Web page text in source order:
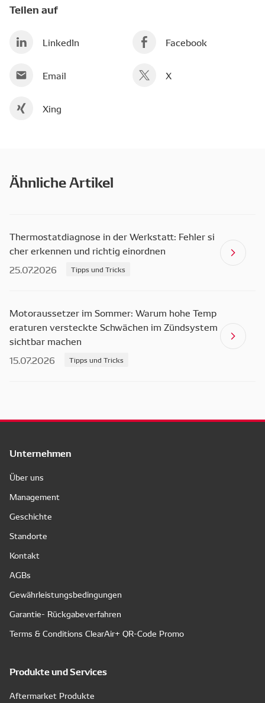
Teilen auf
LinkedIn Facebook
Email X
Xing
Ähnliche Artikel
Thermostatdiagnose in der Werkstatt: Fehler si
cher erkennen und richtig einordnen
25.07.2026
Tipps und Tricks
Motoraussetzer im Sommer: Warum hohe Temp
eraturen versteckte Schwächen im Zündsystem
sichtbar machen
15.07.2026
Tipps und Tricks
Unternehmen
Über uns
Management
Geschichte
Standorte
Kontakt
AGBs
Gewährleistungsbedingungen
Garantie- Rückgabeverfahren
Terms & Conditions ClearAir+ QR-Code Promo
Produkte und Services
Aftermarket Produkte